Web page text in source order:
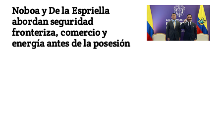
Noboa y De la Espriella
abordan seguridad
fronteriza, comercio y
energía antes de la posesión